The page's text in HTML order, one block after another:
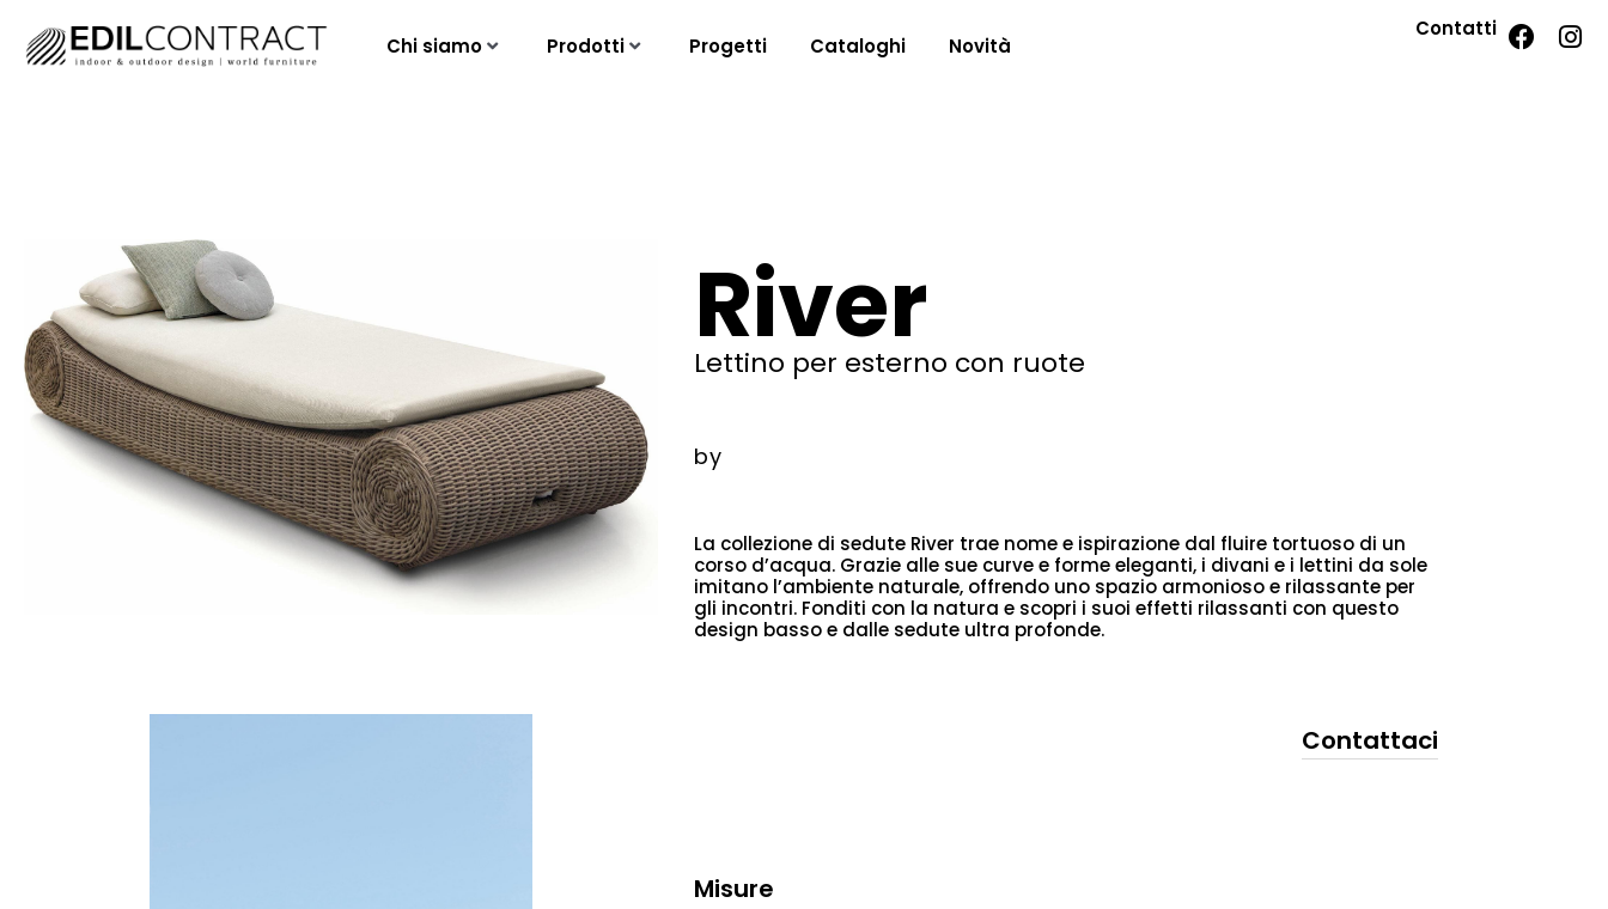
Chi siamo Prodotti Progetti Cataloghi Novità
Contatti
River
Lettino per esterno con ruote
by
La collezione di sedute River trae nome e ispirazione dal fluire tortuoso di un
corso d’acqua. Grazie alle sue curve e forme eleganti, i divani e i lettini da sole
imitano l’ambiente naturale, offrendo uno spazio armonioso e rilassante per
gli incontri. Fonditi con la natura e scopri i suoi effetti rilassanti con questo
design basso e dalle sedute ultra profonde.
Contattaci
Misure